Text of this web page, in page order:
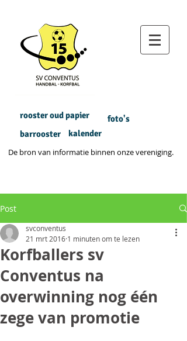
rooster oud papier
barrooster
foto's
kalender
De bron van informatie binnen onze vereniging.
Post
Korfballers sv
Conventus na
overwinning nog één
zege van promotie
svconventus
21 mrt 2016 1 minuten om te lezen